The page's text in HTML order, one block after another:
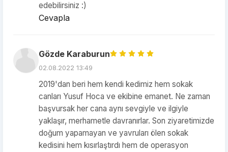
edebilirsiniz :)
Cevapla
Gözde Karaburun
02.08.2022 13:49
2019'dan beri hem kendi kedimiz hem sokak
canları Yusuf Hoca ve ekibine emanet. Ne zaman
başvursak her cana aynı sevgiyle ve ilgiyle
yaklaşır, merhametle davranırlar. Son ziyaretimizde
doğum yapamayan ve yavruları ölen sokak
kedisini hem kısırlaştırdı hem de operasyon